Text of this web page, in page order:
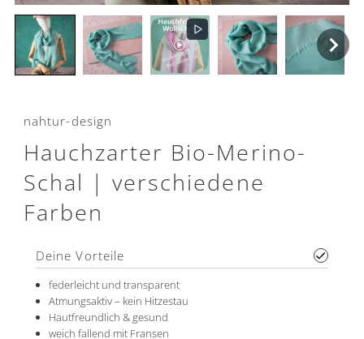
nahtur-design
Hauchzarter Bio-Merino-
Schal | verschiedene
Farben
Deine Vorteile
federleicht und transparent
Atmungsaktiv – kein Hitzestau
Hautfreundlich & gesund
weich fallend mit Fransen